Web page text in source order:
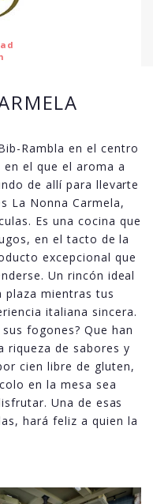
Rambla en el centro
el que el aroma a
de allí para llevarte
La Nonna Carmela,
Es una cocina que
en el tacto de la
excepcional que
Un rincón ideal
plaza mientras tus
italiana sincera.
fogones? Que han
riqueza de sabores y
cien libre de gluten,
en la mesa sea
Una de esas
hará feliz a quien la